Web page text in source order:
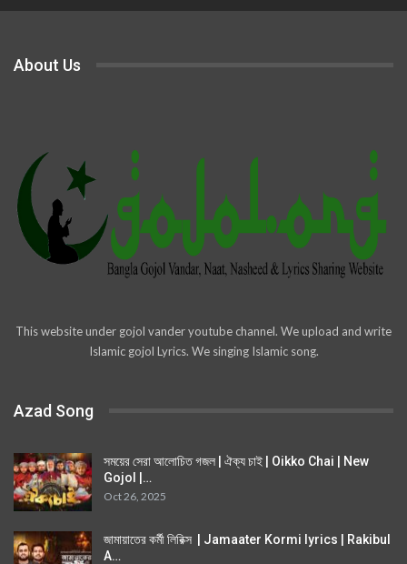
About Us
This website under gojol vander youtube channel. We upload and write
Islamic gojol Lyrics. We singing Islamic song.
Azad Song
সময়ের সেরা আলোচিত গজল | ঐক্য চাই | Oikko Chai | New
Gojol |…
Oct 26, 2025
জামায়াতের কর্মী লিরিক্স | Jamaater Kormi lyrics | Rakibul
A…